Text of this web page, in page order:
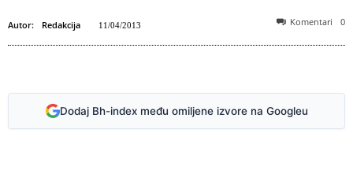
Autor: Redakcija 11/04/2013 Komentari 0
Dodaj Bh-index među omiljene izvore na Googleu